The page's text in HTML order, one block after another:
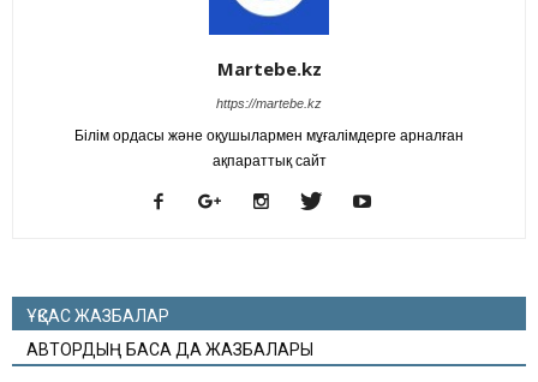
Martebe.kz
https://martebe.kz
Білім ордасы және оқушылармен мұғалімдерге арналған
ақпараттық сайт
ҰҚСАС ЖАЗБАЛАР
АВТОРДЫҢ БАСҚА ДА ЖАЗБАЛАРЫ